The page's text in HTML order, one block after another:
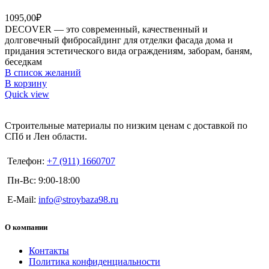
1095,00₽
DECOVER — это современный, качественный и
долговечный фибросайдинг для отделки фасада дома и
придания эстетического вида ограждениям, заборам, баням,
беседкам
В список желаний
В корзину
Quick view
Строительные материалы по низким ценам с доставкой по
СПб и Лен области.
Телефон: +7 (911) 1660707
Пн-Вс: 9:00-18:00
E-Mail: info@stroybaza98.ru
О компании
Контакты
Политика конфиденциальности